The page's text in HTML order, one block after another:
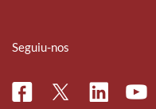
Seguiu-nos
FacebookTwitterLinkedin